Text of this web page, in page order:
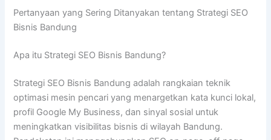
Pertanyaan yang Sering Ditanyakan tentang Strategi SEO
Bisnis Bandung
Apa itu Strategi SEO Bisnis Bandung?
Strategi SEO Bisnis Bandung adalah rangkaian teknik
optimasi mesin pencari yang menargetkan kata kunci lokal,
profil Google My Business, dan sinyal sosial untuk
meningkatkan visibilitas bisnis di wilayah Bandung.